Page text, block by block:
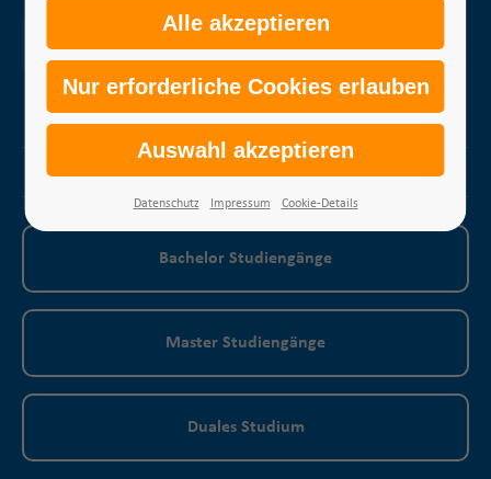
FAQ
Erklärung Barrierefreiheit
Bachelor Studiengänge
Master Studiengänge
Duales Studium
Datenschutz Impressum Cookie-Details